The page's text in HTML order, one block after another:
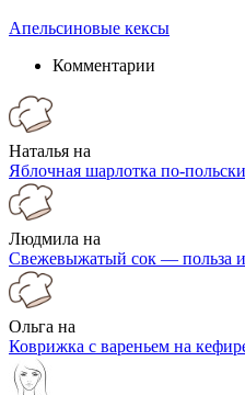
Апельсиновые кексы
Комментарии
Наталья на
Яблочная шарлотка по-польски
Людмила на
Свежевыжатый сок — польза и
Ольга на
Коврижка с вареньем на